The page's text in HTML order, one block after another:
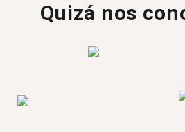
Quizá nos